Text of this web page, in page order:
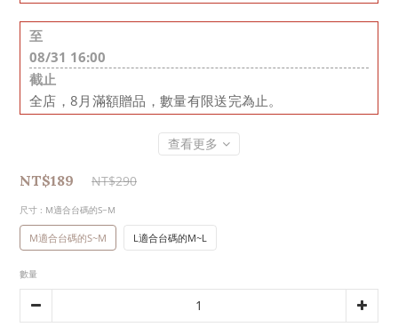
至
08/31 16:00
截止
全店，8月滿額贈品，數量有限送完為止。
查看更多
NT$189 NT$290
尺寸 : M適合台碼的S~M
M適合台碼的S~M L適合台碼的M~L
數量